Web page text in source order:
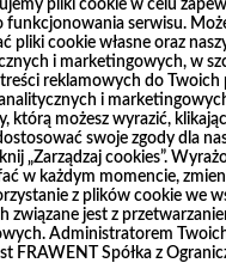
pliki cookie w celu
funkcjonowania serwisu.
pliki cookie własne oraz
i marketingowych, w
reklamowych do Twoich
i
którą możesz wyrazić,
swoje zgody dla
„Zarządzaj cookies”.
w każdym momencie,
z plików cookie we
związane jest z
Administratorem
FRAWENT Spółka z